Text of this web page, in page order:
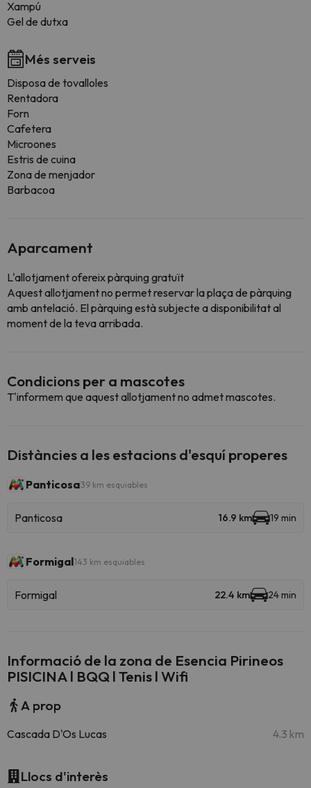
Xampú
Gel de dutxa
Més serveis
Disposa de tovalloles
Rentadora
Forn
Cafetera
Microones
Estris de cuina
Zona de menjador
Barbacoa
Aparcament
L'allotjament ofereix pàrquing gratuït
Aquest allotjament no permet reservar la plaça de pàrquing
amb antelació. El pàrquing està subjecte a disponibilitat al
moment de la teva arribada.
Condicions per a mascotes
T'informem que aquest allotjament no admet mascotes.
Distàncies a les estacions d'esquí properes
Panticosa39 km esquiables
Panticosa 16.9 km 19 min
Formigal143 km esquiables
Formigal 22.4 km 24 min
Informació de la zona de Esencia Pirineos
PISICINA l BQQ l Tenis l Wifi
A prop
Cascada D'Os Lucas 4.3 km
Llocs d'interès